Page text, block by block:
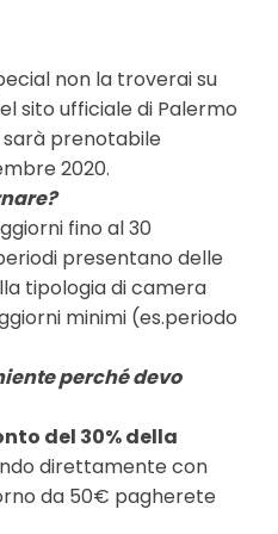
non la troverai su
sito ufficiale di Palermo
sarà prenotabile
2020.
fino al 30
presentano delle
tipologia di camera
minimi (es.periodo
perché devo
del 30% della
direttamente con
da 50€ pagherete